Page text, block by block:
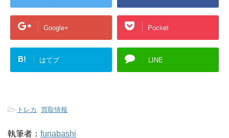
Google+ Pocket
B! はてブ LINE
- トレカ 買取情報
執筆者： funabashi